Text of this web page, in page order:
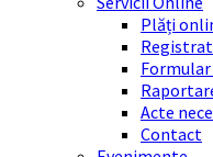
Plăți
Acte
Contact